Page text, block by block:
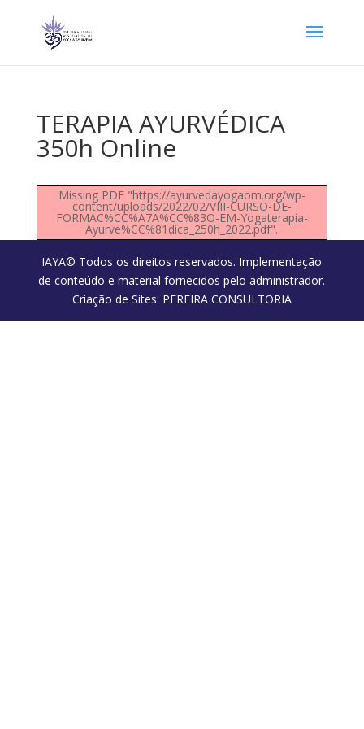
TERAPIA AYURVÉDICA
350h Online
Missing PDF "https://ayurvedayogaom.org/wp-
content/uploads/2022/02/VIII-CURSO-DE-
FORMAC%CC%A7A%CC%83O-EM-Yogaterapia-
Ayurve%CC%81dica_250h_2022.pdf".
IAYA© Todos os direitos reservados. Implementação
de conteúdo e material fornecidos pelo administrador.
Criação de Sites: PEREIRA CONSULTORIA